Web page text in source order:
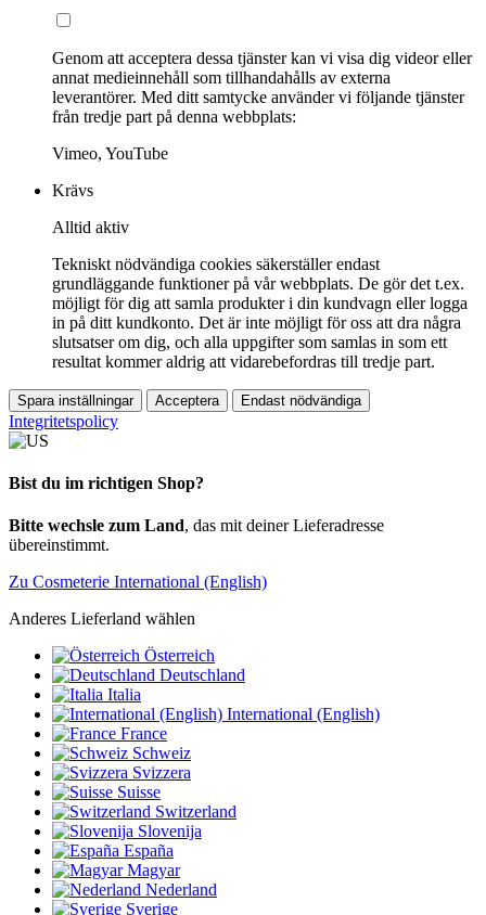
Genom att acceptera dessa tjänster kan vi visa dig videor eller
annat medieinnehåll som tillhandahålls av externa
leverantörer. Med ditt samtycke använder vi följande tjänster
från tredje part på denna webbplats:
Vimeo, YouTube
Krävs
Alltid aktiv
Tekniskt nödvändiga cookies säkerställer endast
grundläggande funktioner på vår webbplats. De gör det t.ex.
möjligt för dig att samla produkter i din kundvagn eller logga
in på ditt kundkonto. Det är inte möjligt för oss att dra några
slutsatser om dig, och alla uppgifter som samlas in som ett
resultat kommer aldrig att vidarebefordras till tredje part.
Spara inställningar Acceptera Endast nödvändiga
Integritetspolicy
Bist du im richtigen Shop?
Bitte wechsle zum Land, das mit deiner Lieferadresse
übereinstimmt.
Zu Cosmeterie International (English)
Anderes Lieferland wählen
Österreich
Deutschland
Italia
International (English)
France
Schweiz
Svizzera
Suisse
Switzerland
Slovenija
España
Magyar
Nederland
Sverige